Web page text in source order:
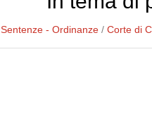
Sentenze - Ordinanze / Corte di